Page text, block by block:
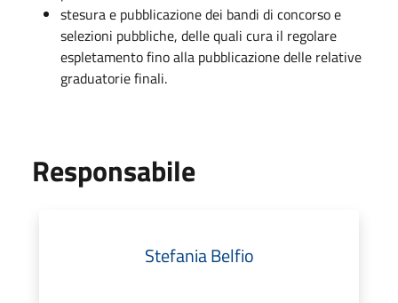
stesura e pubblicazione dei bandi di concorso e
selezioni pubbliche, delle quali cura il regolare
espletamento fino alla pubblicazione delle relative
graduatorie finali.
Responsabile
Stefania Belfio